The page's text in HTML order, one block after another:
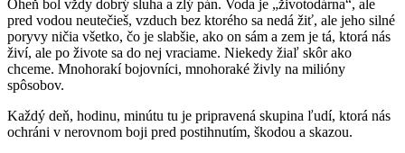
Oheň bol vždy dobrý sluha a zlý pán. Voda je „životodárna“, ale
pred vodou neutečieš, vzduch bez ktorého sa nedá žiť, ale jeho silné
poryvy ničia všetko, čo je slabšie, ako on sám a zem je tá, ktorá nás
živí, ale po živote sa do nej vraciame. Niekedy žiaľ skôr ako
chceme. Mnohorakí bojovníci, mnohoraké živly na milióny
spôsobov.
Každý deň, hodinu, minútu tu je pripravená skupina ľudí, ktorá nás
ochráni v nerovnom boji pred postihnutím, škodou a skazou.